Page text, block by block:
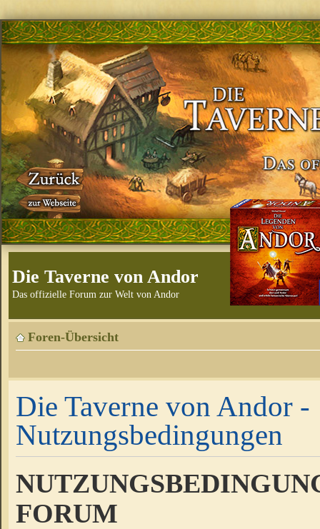
Die Taverne von Andor
Das offizielle Forum zur Welt von Andor
Foren-Übersicht
Die Taverne von Andor -
Nutzungsbedingungen
FORUM